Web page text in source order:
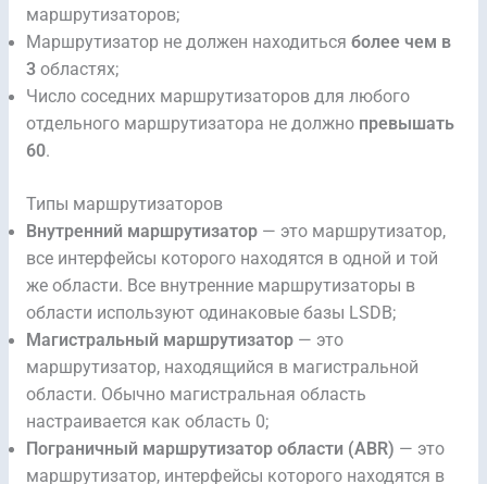
маршрутизаторов;
Маршрутизатор не должен находиться более чем в
3областях;
Число соседних маршрутизаторов для любого
отдельного маршрутизатора не должно превышать
60.
Типы маршрутизаторов
Внутренний маршрутизатор— это маршрутизатор,
все интерфейсы которого находятся в одной и той
же области. Все внутренние маршрутизаторы в
области используют одинаковые базы LSDB;
Магистральный маршрутизатор— это
маршрутизатор, находящийся в магистральной
области. Обычно магистральная область
настраивается как область 0;
Пограничный маршрутизатор области (ABR) — это
маршрутизатор, интерфейсы которого находятся в